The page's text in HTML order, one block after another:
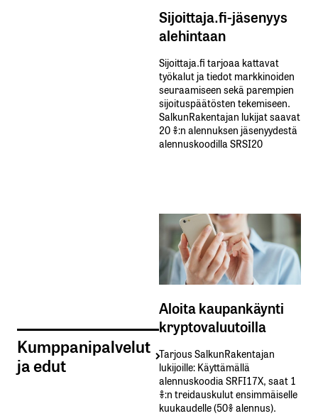
Kumppanipalvelut
ja edut
Sijoittaja.fi-jäsenyys
alehintaan
Sijoittaja.fi tarjoaa kattavat
työkalut ja tiedot markkinoiden
seuraamiseen sekä parempien
sijoituspäätösten tekemiseen.
SalkunRakentajan lukijat saavat
20 %:n alennuksen jäsenyydestä
alennuskoodilla SRSI20
Aloita kaupankäynti
kryptovaluutoilla
Tarjous SalkunRakentajan
lukijoille: Käyttämällä​ ​
alennuskoodia​ ​SRFI17X,​ ​saat​ ​1
%:n treidauskulut​ ​ensimmäiselle​ ​
kuukaudelle​ ​(50%​ ​alennus).